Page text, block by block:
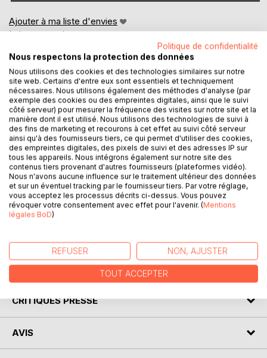
Ajouter à ma liste d'envies
Laisser un avis
DESCRIPTION
Venez découvrir Les Hauts de Hurlevent d'Emily Brontë
grâce à une analyse littéraire de référence ! Confiée à un
spécialiste, cette fiche de lecture a été conçue avec clarté
et professionnalisme. Cet ouvrage contient la biographie
de l'écrivain, le résumé détaillé, le mouvement littéraire, le
contexte de publication de l'œuvre et l'analyse complète.
AUTEUR(S)
CRITIQUES PRESSE
AVIS
Politique de confidentialité
Nous respectons la protection des données
Nous utilisons des cookies et des technologies similaires sur notre
site web. Certains d'entre eux sont essentiels et techniquement
nécessaires. Nous utilisons également des méthodes d'analyse (par
exemple des cookies ou des empreintes digitales, ainsi que le suivi
côté serveur) pour mesurer la fréquence des visites sur notre site et la
manière dont il est utilisé. Nous utilisons des technologies de suivi à
des fins de marketing et recourons à cet effet au suivi côté serveur
ainsi qu'à des fournisseurs tiers, ce qui permet d'utiliser des cookies,
des empreintes digitales, des pixels de suivi et des adresses IP sur
tous les appareils. Nous intégrons également sur notre site des
contenus tiers provenant d'autres fournisseurs (plateformes vidéo).
Nous n'avons aucune influence sur le traitement ultérieur des données
et sur un éventuel tracking par le fournisseur tiers. Par votre réglage,
vous acceptez les processus décrits ci-dessus. Vous pouvez
révoquer votre consentement avec effet pour l'avenir. (Mentions
légales BoD)
REFUSER NON, AJUSTER
TOUT ACCEPTER